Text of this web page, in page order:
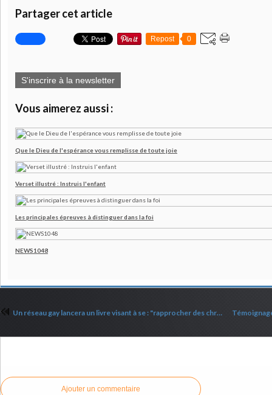
Partager cet article
Repost 0
S'inscrire à la newsletter
Vous aimerez aussi :
Que le Dieu de l'espérance vous remplisse de toute joie
Verset illustré : Instruis l'enfant
Les principales épreuves à distinguer dans la foi
NEWS1048
Un réseau gay lancera un livre visant à se : "rapprocher des chrétiens"
Ajouter un commentaire